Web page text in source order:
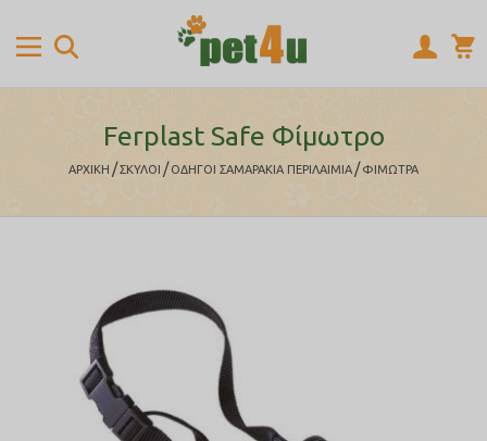
Ferplast Safe Φίμωτρο
ΑΡΧΙΚΉ /ΣΚΥΛΟΙ / ΟΔΗΓΟΙ ΣΑΜΑΡΑΚΙΑ ΠΕΡΙΛΑΙΜΙΑ / ΦΙΜΩΤΡΑ